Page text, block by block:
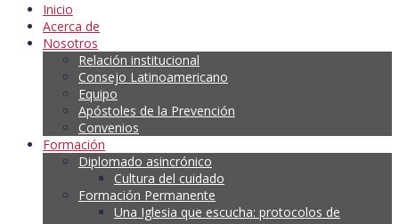
Inicio
Acerca de
Nosotros
Relación institucional
Consejo Latinoamericano
Equipo
Apóstoles de la Prevención
Convenios
Formación
Diplomado asincrónico
Cultura del cuidado
Formación Permanente
Una Iglesia que escucha: protocolos de